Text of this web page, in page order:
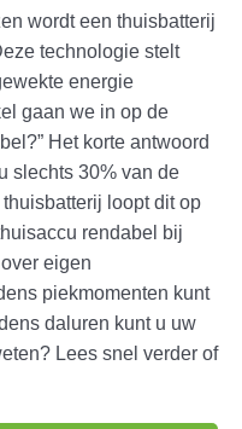
wordt een thuisbatterij
technologie stelt
energie
gaan we in op de
Het korte antwoord
slechts 30% van de
loopt dit op
rendabel bij
eigen
piekmomenten kunt
daluren kunt u uw
Lees snel verder of